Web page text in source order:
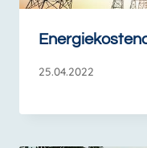
25.04.2022